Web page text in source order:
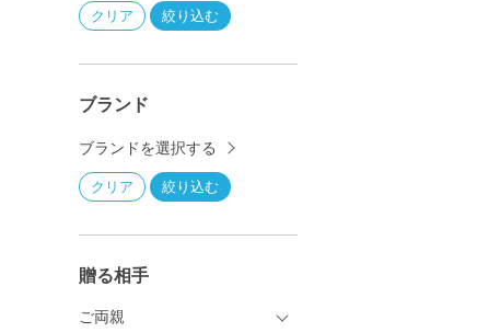
ブランド
ブランドを選択する
贈る相手
ご両親